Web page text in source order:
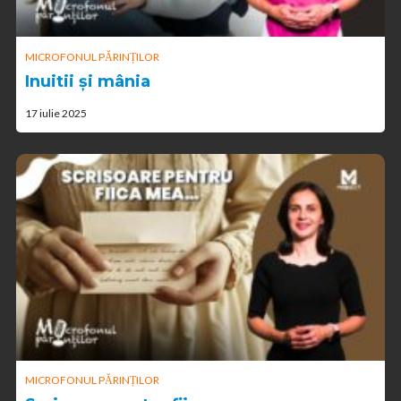
MICROFONUL PĂRINȚILOR
Inuitii și mânia
17 iulie 2025
MICROFONUL PĂRINȚILOR